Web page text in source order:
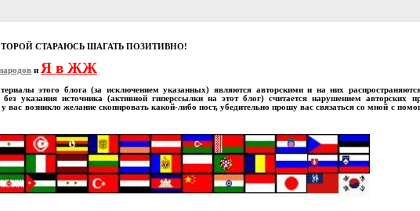
СТАРАЮСЬ ШАГАТЬ ПОЗИТИВНО!
и Я в ЖЖ
этого блога (за исключением указанных) являются авторскими и на них
указания источника (активной гиперссылки на этот блог) считается нарушением авторских
вас возникло желание скопировать какой-либо пост, убедительно прошу вас связаться со мной с